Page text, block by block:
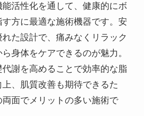
活性化を通して、健康的にボ
方に最適な施術機器です。安
た設計で、痛みなくリラック
身体をケアできるのが魅力。
代謝を高めることで効率的な脂
、肌質改善も期待できるた
面でメリットの多い施術で